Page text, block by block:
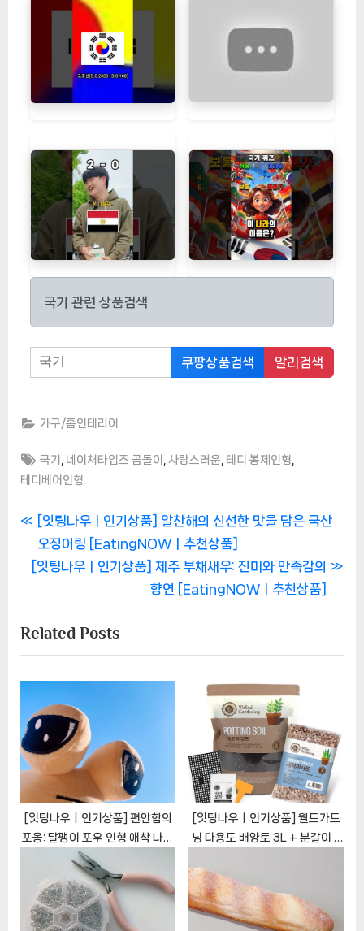
국기 관련 상품검색
쿠팡상품검색 알리검색
가구/홈인테리어
Tags:
국기 네이처타임즈 곰돌이 사랑스러운 테디 봉제인형
테디베어인형
글
탐
P
r
e
o
u
s
o
t
[잇팅나우ㅣ인기상품] 알찬해의 신선한 맛을 담은 국산
오징어링 [EatingNOWㅣ추천상품]
N
t
P
o
t
:
[잇팅나우ㅣ인기상품] 제주 부채새우: 진미와 만족감의
향연 [EatingNOWㅣ추천상품]
Related Posts
[잇팅나우ㅣ인기상품] 편안함의
포옹: 달팽이 포우 인형 애착 나캠
든 [EatingNOWㅣ추천상품]
[잇팅나우ㅣ인기상품] 월드가드
닝 다용도 배양토 3L + 분갈이 5
션 [EatingNOWㅣ추천상품]